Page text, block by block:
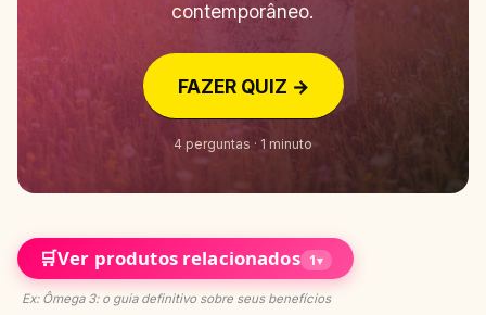
contemporâneo.
FAZER QUIZ →
4 perguntas · 1 minuto
🛒Ver produtos relacionados 1▾
Ex: Ômega 3: o guia definitivo sobre seus benefícios